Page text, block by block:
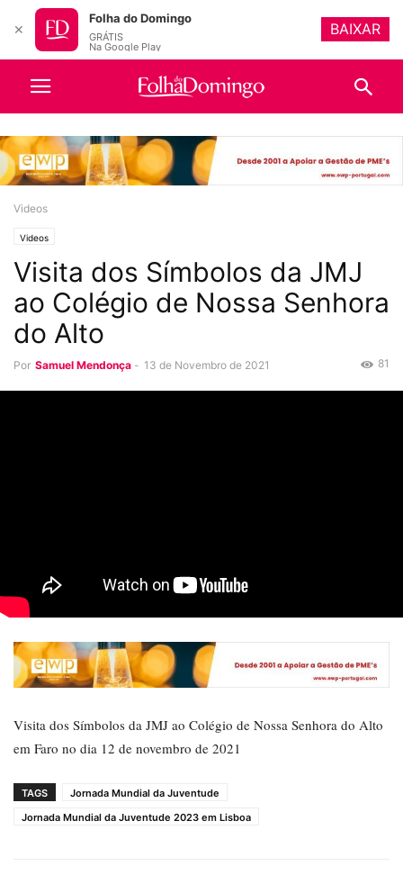
Videos
Videos
Visita dos Símbolos da JMJ
ao Colégio de Nossa Senhora
do Alto
Por Samuel Mendonça - 13 de Novembro de 2021 81
Visita dos Símbolos da JMJ ao Colégio de Nossa Senhora do Alto
em Faro no dia 12 de novembro de 2021
TAGS
Jornada Mundial da Juventude
Jornada Mundial da Juventude 2023 em Lisboa
✕
Folha do Domingo
GRÁTIS
Na Google Play
BAIXAR